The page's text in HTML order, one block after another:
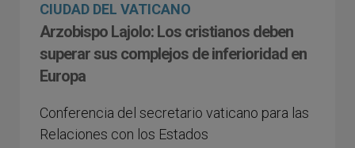
CIUDAD DEL VATICANO
Arzobispo Lajolo: Los cristianos deben
superar sus complejos de inferioridad en
Europa
Conferencia del secretario vaticano para las
Relaciones con los Estados